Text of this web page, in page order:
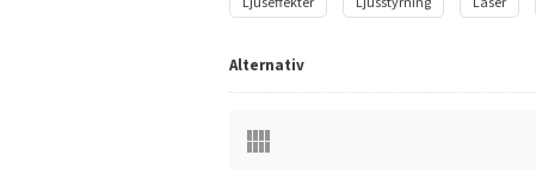
Alternativ